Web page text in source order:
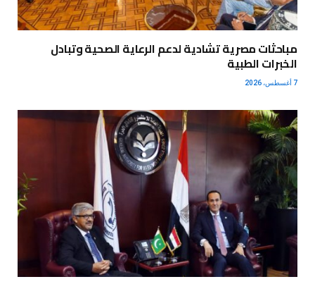
مباحثات مصرية تشادية لدعم الرعاية الصحية وتبادل
الخبرات الطبية
7 أغسطس، 2026